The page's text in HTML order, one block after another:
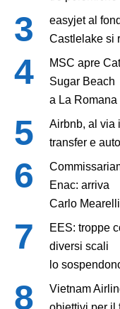
easyjet al
Castlelake si
MSC apre
Sugar Beach
a La Romana
Airbnb, al via
transfer e
Enac: arriva
Carlo Mearelli
EES: troppe
diversi scali
lo
Vietnam